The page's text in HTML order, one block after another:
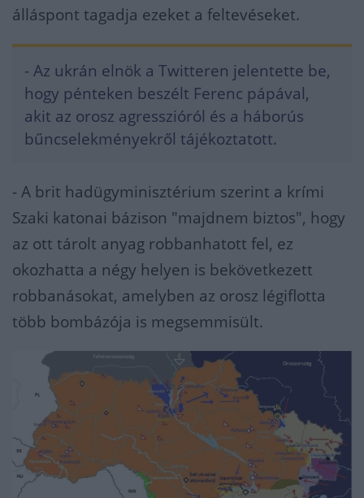
álláspont tagadja ezeket a feltevéseket.
- Az ukrán elnök a Twitteren jelentette be,
hogy pénteken beszélt Ferenc pápával,
akit az orosz agresszióról és a háborús
bűncselekményekről tájékoztatott.
- A brit hadügyminisztérium szerint a krími
Szaki katonai bázison "majdnem biztos", hogy
az ott tárolt anyag robbanhatott fel, ez
okozhatta a négy helyen is bekövetkezett
robbanásokat, amelyben az orosz légiflotta
több bombázója is megsemmisült.